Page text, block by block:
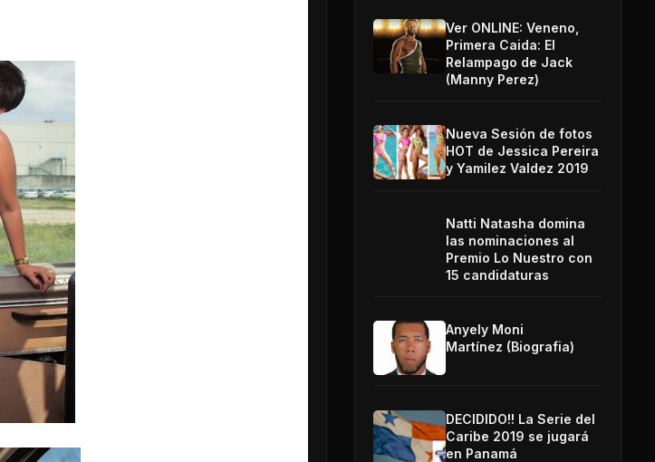
Ver ONLINE: Veneno,
Primera Caida: El
Relampago de Jack
(Manny Perez)
Nueva Sesión de fotos
HOT de Jessica Pereira
y Yamilez Valdez 2019
Natti Natasha domina
las nominaciones al
Premio Lo Nuestro con
15 candidaturas
Anyely Moni
Martínez (Biografia)
DECIDIDO!! La Serie del
Caribe 2019 se jugará
en Panamá